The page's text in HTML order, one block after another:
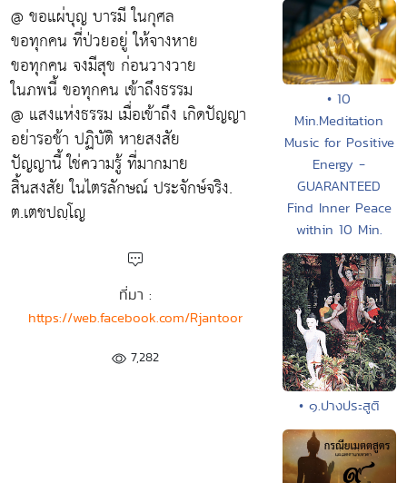
@ ขอแผ่บุญ บารมี ในกุศล
ขอทุกคน ที่ป่วยอยู่ ให้จางหาย
ขอทุกคน จงมีสุข ก่อนวางวาย
ในภพนี้ ขอทุกคน เข้าถึงธรรม
@ แสงแห่งธรรม เมื่อเข้าถึง เกิดปัญญา
อย่ารอช้า ปฏิบัติ หายสงสัย
ปัญญานี้ ใช่ความรู้ ที่มากมาย
สิ้นสงสัย ในไตรลักษณ์ ประจักษ์จริง.
ต.เตชปญฺโญ
ที่มา :
https://web.facebook.com/Rjantoor
7,282
• 10
Min.Meditation
Music for Positive
Energy -
GUARANTEED
Find Inner Peace
within 10 Min.
• ๑.ปางประสูติ